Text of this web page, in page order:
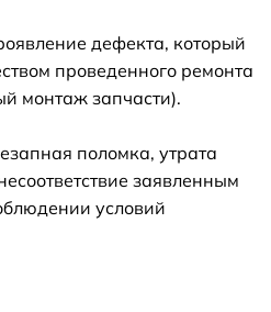
дефекта, который
проведенного ремонта
монтаж запчасти).
поломка, утрата
заявленным
условий